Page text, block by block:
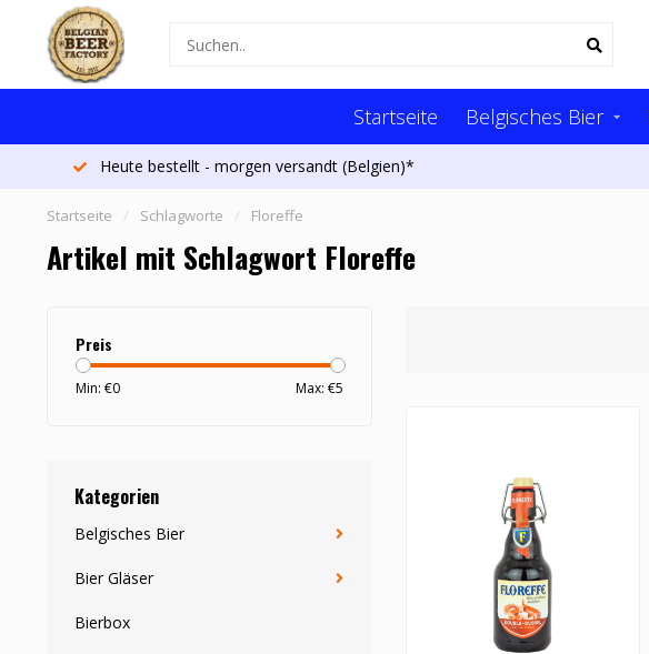
Startseite Belgisches Bier
Heute bestellt - morgen versandt (Belgien)*
Startseite / Schlagworte / Floreffe
Artikel mit Schlagwort Floreffe
Preis
Min: €0 Max: €5
Kategorien
Belgisches Bier
Bier Gläser
Bierbox